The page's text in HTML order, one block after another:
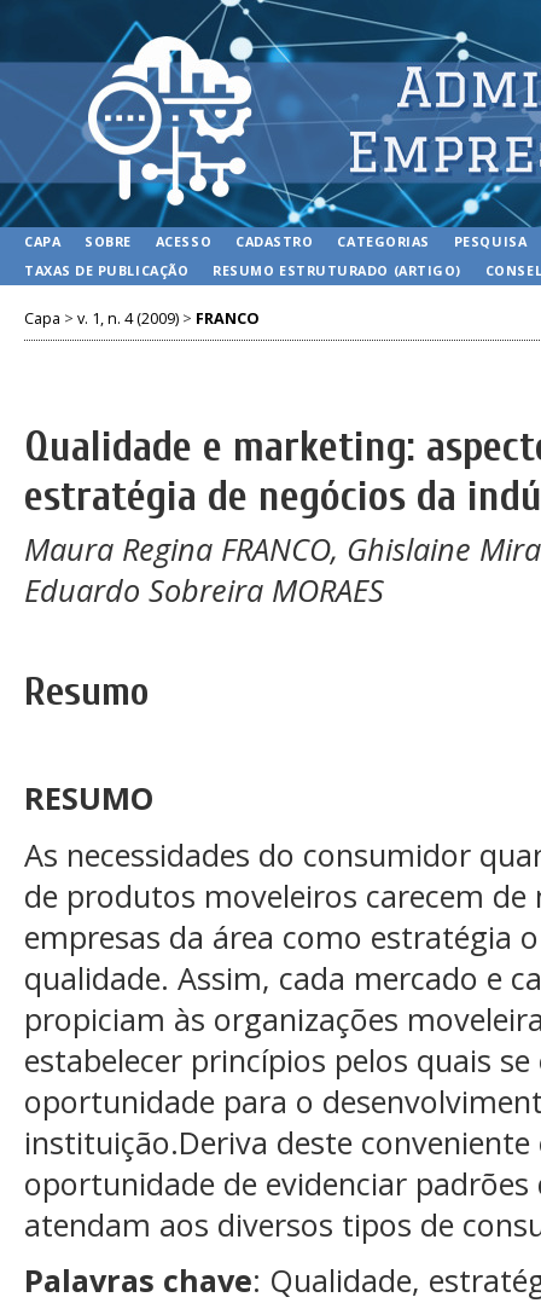
CAPA SOBRE ACESSO CADASTRO CATEGORIAS
PESQUISA
TAXAS DE PUBLICAÇÃO
RESUMO ESTRUTURADO (ARTIGO)
Capa > v. 1, n. 4 (2009) > FRANCO
Qualidade e marketing:
estratégia de negócios da
Maura Regina FRANCO, Ghislaine
Eduardo Sobreira MORAES
Resumo
RESUMO
As necessidades do consumidor
de produtos moveleiros carecem
empresas da área como estratégia
qualidade. Assim, cada mercado e
propiciam às organizações
estabelecer princípios pelos quais
oportunidade para o
instituição.Deriva deste
oportunidade de evidenciar
atendam aos diversos tipos de
Palavras chave: Qualidade,